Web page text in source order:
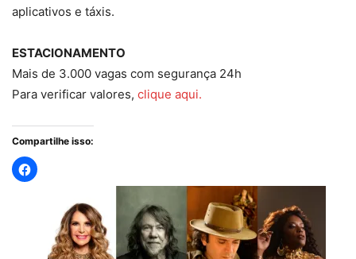
aplicativos e táxis.
ESTACIONAMENTO
Mais de 3.000 vagas com segurança 24h
Para verificar valores, clique aqui.
Compartilhe isso: